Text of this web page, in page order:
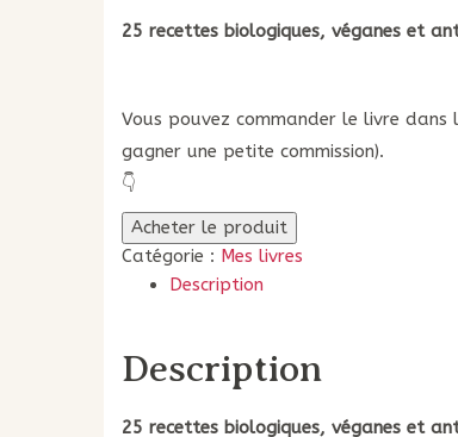
25 recettes biologiques, véganes et
Vous pouvez commander le livre
gagner une petite commission).
👇
Acheter le produit
Catégorie : Mes livres
Description
Description
25 recettes biologiques, véganes et